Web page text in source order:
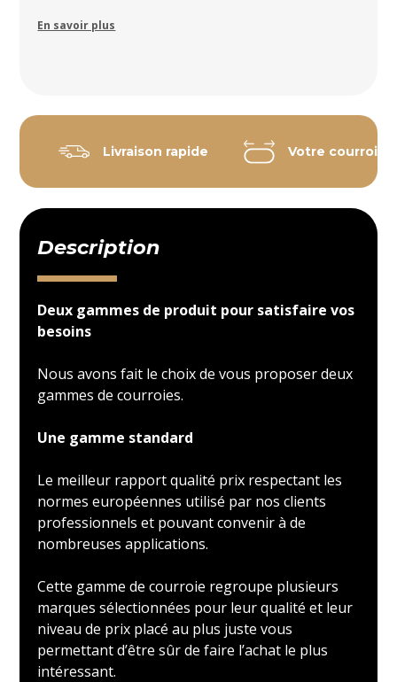
En savoir plus
Livraison rapide Votre courroie
Description
Deux gammes de produit pour satisfaire vos
besoins
Nous avons fait le choix de vous proposer deux
gammes de courroies.
Une gamme standard
Le meilleur rapport qualité prix respectant les
normes européennes utilisé par nos clients
professionnels et pouvant convenir à de
nombreuses applications.
Cette gamme de courroie regroupe plusieurs
marques sélectionnées pour leur qualité et leur
niveau de prix placé au plus juste vous
permettant d’être sûr de faire l’achat le plus
intéressant.